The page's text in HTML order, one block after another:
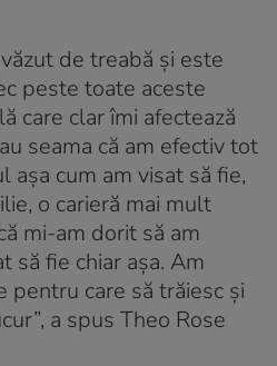
de treabă și este
peste toate aceste
care clar îmi afectează
seama că am efectiv tot
așa cum am visat să fie,
o carieră mai mult
mi-am dorit să am
să fie chiar așa. Am
care să trăiesc și
a spus Theo Rose